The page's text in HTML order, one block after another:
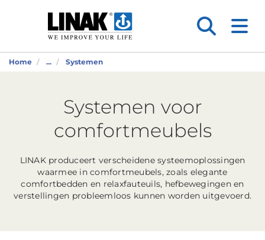
Home ... Systemen
Systemen voor
comfortmeubels
LINAK produceert verscheidene systeemoplossingen
waarmee in comfortmeubels, zoals elegante
comfortbedden en relaxfauteuils, hefbewegingen en
verstellingen probleemloos kunnen worden uitgevoerd.